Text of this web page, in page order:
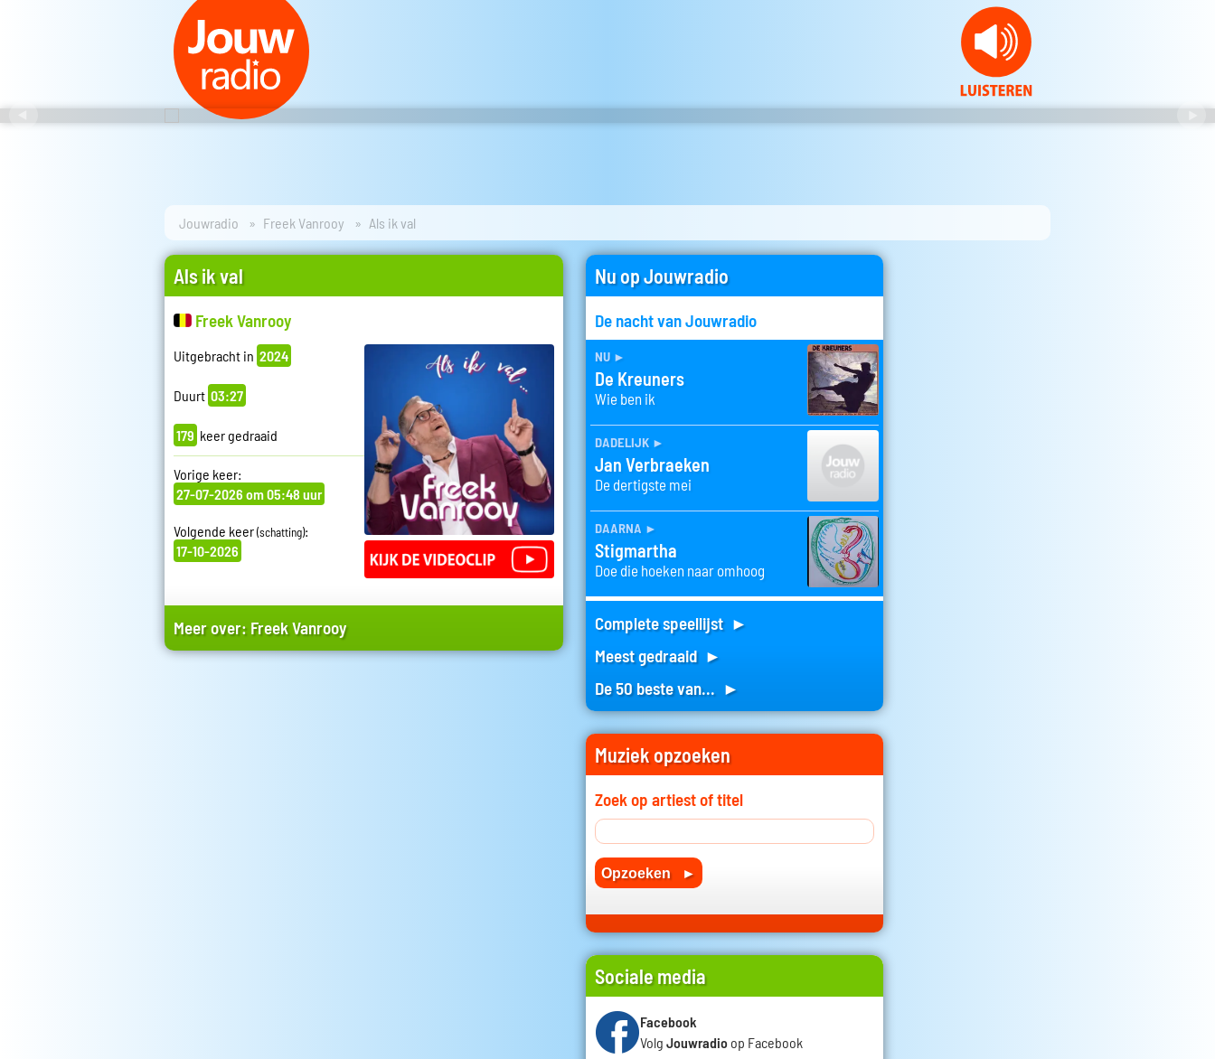
Jouwradio Freek Vanrooy Als ik val
Als ik val
Freek Vanrooy
Uitgebracht in 2024
Duurt 03:27
179 keer gedraaid
Vorige keer:
27-07-2026 om 05:48 uur
Volgende keer(schatting):
17-10-2026
Meer over: Freek Vanrooy
Nu op Jouwradio
De nacht van Jouwradio
nu ►
De Kreuners
Wie ben ik
dadelijk ►
Jan Verbraeken
De dertigste mei
daarna ►
Stigmartha
Doe die hoeken naar omhoog
Complete speellijst ►
Meest gedraaid ►
De 50 beste van... ►
Muziek opzoeken
Zoek op artiest of titel
Sociale media
Facebook
Volg Jouwradio op Facebook